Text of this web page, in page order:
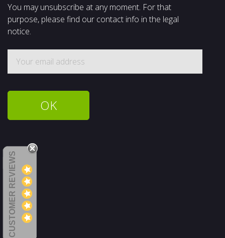
You may unsubscribe at any moment. For that
purpose, please find our contact info in the legal
notice.
CUSTOMER REVIEWS